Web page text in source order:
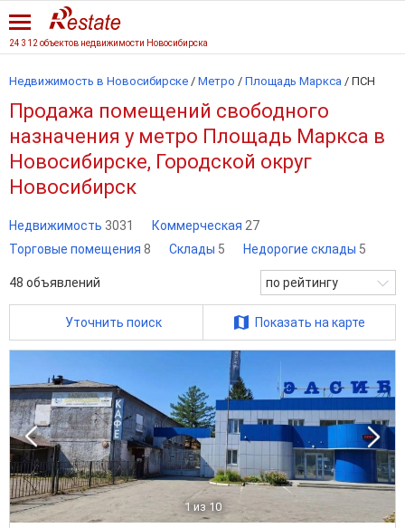
24 312 объектов недвижимости Новосибирска
Недвижимость в Новосибирске / Метро / Площадь Маркса / ПСН
Продажа помещений свободного
назначения у метро Площадь Маркса в
Новосибирске, Городской округ
Новосибирск
Недвижимость 3031 Коммерческая 27
Торговые помещения 8 Склады 5 Недорогие склады 5
48 объявлений по рейтингу
Уточнить поиск Показать на карте
1 из 10